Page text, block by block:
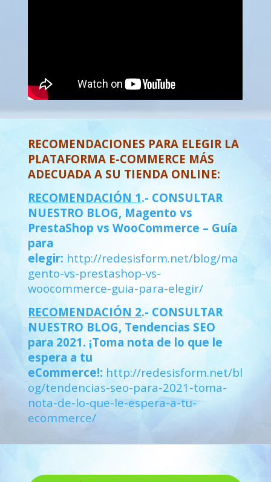
RECOMENDACIONES PARA ELEGIR LA
PLATAFORMA E-COMMERCE MÁS
ADECUADA A SU TIENDA ONLINE:
RECOMENDACIÓN 1.- CONSULTAR
NUESTRO BLOG, Magento vs
PrestaShop vs WooCommerce – Guía
para
elegir: http://redesisform.net/blog/ma
gento-vs-prestashop-vs-
woocommerce-guia-para-elegir/
RECOMENDACIÓN 2.- CONSULTAR
NUESTRO BLOG, Tendencias SEO
para 2021. ¡Toma nota de lo que le
espera a tu
eCommerce!: http://redesisform.net/bl
og/tendencias-seo-para-2021-toma-
nota-de-lo-que-le-espera-a-tu-
ecommerce/